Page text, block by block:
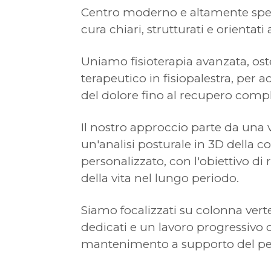
Centro moderno e altamente
cura chiari, strutturati e orientati
Uniamo fisioterapia avanzata,
terapeutico in fisiopalestra, per
del dolore fino al recupero
Il nostro approccio parte da una
un'analisi posturale in 3D della
personalizzato, con l'obiettivo
della vita nel lungo periodo.
Siamo focalizzati su colonna
dedicati e un lavoro progressivo
mantenimento a supporto del